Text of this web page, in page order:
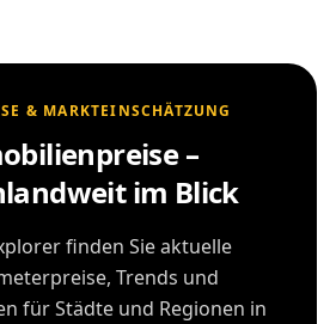
& MARKTEINSCHÄTZUNG
–
im Blick
finden Sie aktuelle
Trends und
für Städte und Regionen in